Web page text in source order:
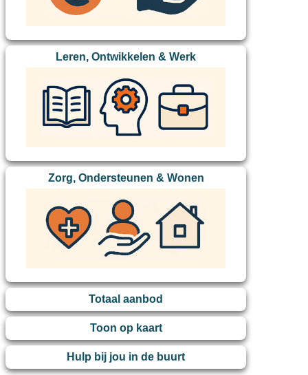
Leren, Ontwikkelen & Werk
Zorg, Ondersteunen & Wonen
Totaal aanbod
Toon op kaart
Hulp bij jou in de buurt